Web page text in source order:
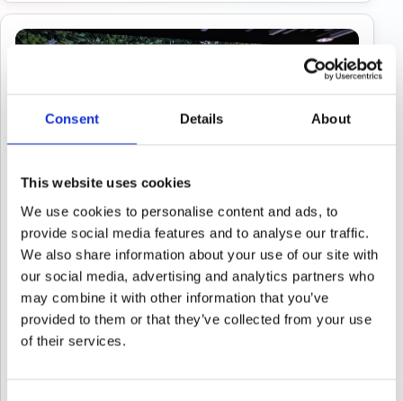
Consent Details About
This website uses cookies
We use cookies to personalise content and ads, to
provide social media features and to analyse our traffic.
We also share information about your use of our site with
our social media, advertising and analytics partners who
may combine it with other information that you’ve
provided to them or that they’ve collected from your use
of their services.
TAPETEN · BOCHOLT
Akzentwand mit Motivtapete im